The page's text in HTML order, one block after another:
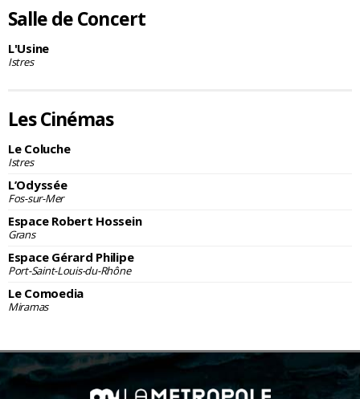
Salle de Concert
L'Usine
Istres
Les Cinémas
Le Coluche
Istres
L’Odyssée
Fos-sur-Mer
Espace Robert Hossein
Grans
Espace Gérard Philipe
Port-Saint-Louis-du-Rhône
Le Comoedia
Miramas